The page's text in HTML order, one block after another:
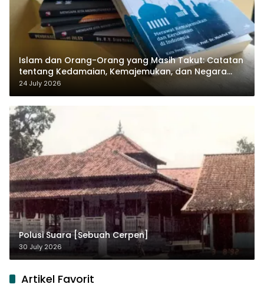
Islam dan Orang-Orang yang Masih Takut: Catatan
tentang Kedamaian, Kemajemukan, dan Negara
dalam Pemikiran Masykuri Abdillah
24 July 2026
Polusi Suara [Sebuah Cerpen]
30 July 2026
Artikel Favorit